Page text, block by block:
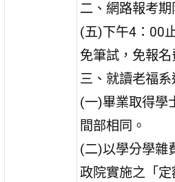
二、網路報考
(五)下午4：00
免筆試，免報名
三、就讀老福系
(一)畢業取得學
間部相同。
(二)以學分學雜
政院實施之「